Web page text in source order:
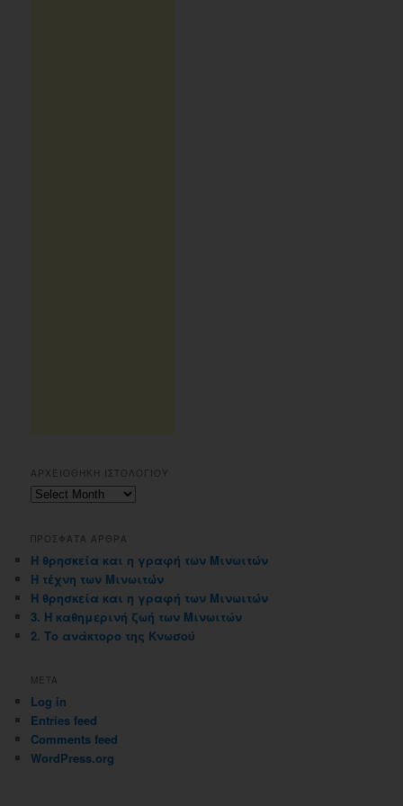
ΑΡΧΕΙΟΘΗΚΗ ΙΣΤΟΛΟΓΙΟΥ
Αρχειοθηκη
ΠΡΟΣΦΑΤΑ ΑΡΘΡΑ
Η θρησκεία και η γραφή των Μινωιτών
Η τέχνη των Μινωιτών
Η θρησκεία και η γραφή των Μινωιτών
3. Η καθημερινή ζωή των Μινωιτών
2. Το ανάκτορο της Κνωσού
META
Log in
Entries feed
Comments feed
WordPress.org